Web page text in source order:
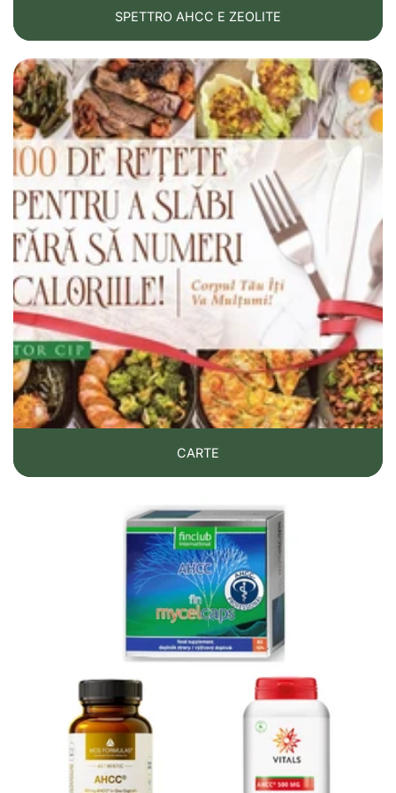
Detossificazione da metalli pesanti
La zeolite naturale (clinoptilolite) lega piombo,
tossici per il cervello. L’alluminio, per esempio, è
sospettato di essere coinvolto nella formazione delle
placche di beta-amiloide nell’Alzheimer.
2️⃣Riduzione dello stress ossidativo e
dell’infiammazione
Studi su animali mostrano che la zeolite riduce i
marcatori infiammatori e lo stress ossidativo – processi
che accelerano la degenerazione neuronale.
3️⃣Protezione dell’asse intestino–cervello
La zeolite può migliorare l’integrità della barriera
intestinale, riducendo l’infiammazione cronica che
colpisce il cervello (fenomeno chiamato inflammaging).
⚠️ Importante da ricordare
Non abbiamostudi clinici ampisu pazienti con Alzheimer.
Qualsiasi beneficio sarebbe probabilmenteindiretto
(detossificazione, antinfiammatorio, antiossidante).
Non sostituisce un’alimentazione equilibrata, il digiuno
Quindi, anche se la zeolite
🌿 Integrato con: dieta antinfiammatoria, riduzione dello
zucchero, digiuno intermittente e fonti alternative di
energia per il cervello (es. olio di cocco/MCT).
Dose: inizia il primo giorno con una capsula e aumenta
di una capsula al giorno fino a raggiungere 6 (3 al
mattino, 3 a pranzo e 3 alla sera). Bevi 2 litri di liquidi al
giorno. Se assumi farmaci, lascia 2 ore di intervallo tra
farmaci e zeolite.
La mia conclusione
Non esistono (ancora) studi definitivi che dimostrino
che il digiuno intermittente, la dieta a basso contenuto di
carboidrati (low-carb) o l’olio di cocco riducano il
rischio di Alzheimer, m
a i meccanismi scoperti rendono
questa ipotesi plausibile.
💡 Cosa puoi fare già da oggi:
SPETTRO AHCC E ZEOLITE
CARTE